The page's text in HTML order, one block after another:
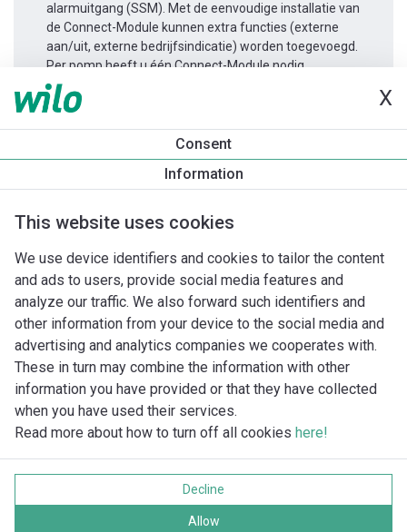
X
Consent
Information
This website uses cookies
We use device identifiers and cookies to tailor the content
and ads to users, provide social media features and
analyze our traffic. We also forward such identifiers and
other information from your device to the social media and
advertising and analytics companies we cooperates with.
These in turn may combine the information with other
information you have provided or that they have collected
when you have used their services.
Read more about how to turn off all cookies here!
Decline
Allow
alarmuitgang (SSM). Met de eenvoudige installatie van
de Connect-Module kunnen extra functies (externe
aan/uit, externe bedrijfsindicatie) worden toegevoegd.
Per pomp heeft u één Connect-Module nodig.
Productinformatie
Yonos MAXO 100/0,5-12 PN6
Imprint
Gegevensbescherming
Alle rechten voorbehouden